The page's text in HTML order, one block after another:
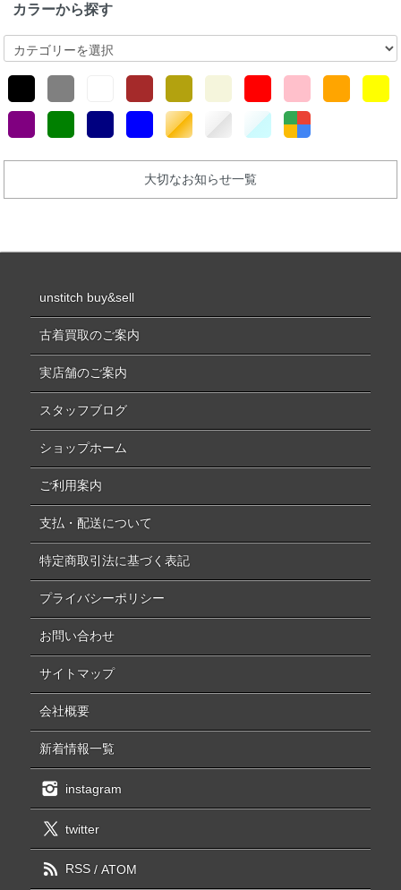
カラーから探す
大切なお知らせ一覧
unstitch buy&sell
古着買取のご案内
実店舗のご案内
スタッフブログ
ショップホーム
ご利用案内
支払・配送について
特定商取引法に基づく表記
プライバシーポリシー
お問い合わせ
サイトマップ
会社概要
新着情報一覧
instagram
twitter
RSS/ ATOM